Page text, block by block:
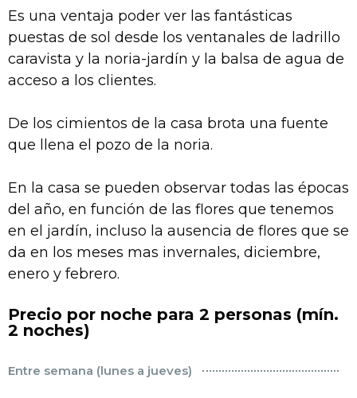
Es una ventaja poder ver las fantásticas
puestas de sol desde los ventanales de ladrillo
caravista y la noria-jardín y la balsa de agua de
acceso a los clientes.
De los cimientos de la casa brota una fuente
que llena el pozo de la noria.
En la casa se pueden observar todas las épocas
del año, en función de las flores que tenemos
en el jardín, incluso la ausencia de flores que se
da en los meses mas invernales, diciembre,
enero y febrero.
Precio por noche para 2 personas (mín.
2 noches)
Entre semana (lunes a jueves)